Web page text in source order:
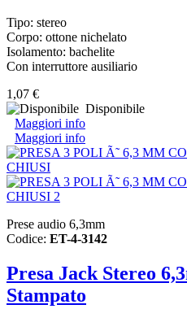
Tipo: stereo
Corpo: ottone nichelato
Isolamento: bachelite
Con interruttore ausiliario
1,07 €
Disponibile
Maggiori info
Maggiori info
Prese audio 6,3mm
Codice: ET-4-3142
Presa Jack Stereo
Stampato